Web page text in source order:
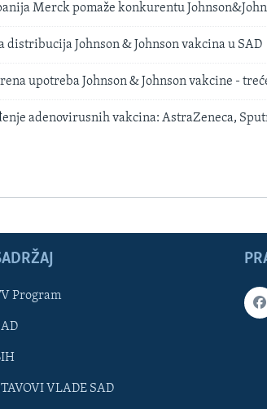
Merck pomaže konkurentu
distribucija Johnson & Johnson vakcina u SAD
upotreba Johnson & Johnson vakcine -
adenovirusnih vakcina: AstraZeneca,
Program
VLADE SAD